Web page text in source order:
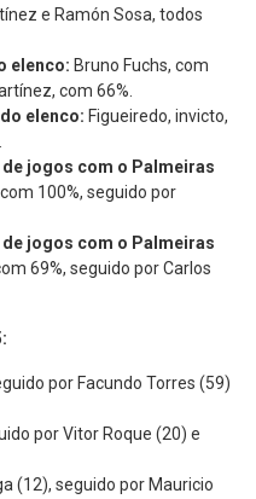
e Ramón Sosa, todos
elenco: Bruno Fuchs, com
com 66%.
elenco: Figueiredo, invicto,
jogos com o Palmeiras
100%, seguido por
jogos com o Palmeiras
69%, seguido por Carlos
por Facundo Torres (59)
por Vitor Roque (20) e
(12), seguido por Mauricio